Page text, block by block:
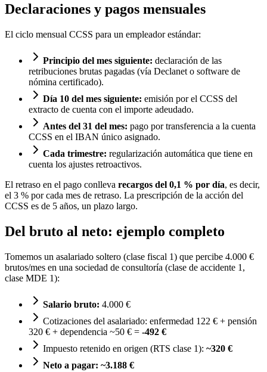
Declaraciones y pagos mensuales
El ciclo mensual CCSS para un empleador estándar:
Principio del mes siguiente: declaración de las
retribuciones brutas pagadas (vía Declanet o software de
nómina certificado).
Día 10 del mes siguiente: emisión por el CCSS del
extracto de cuenta con el importe adeudado.
Antes del 31 del mes: pago por transferencia a la cuenta
CCSS en el IBAN único asignado.
Cada trimestre: regularización automática que tiene en
cuenta los ajustes retroactivos.
El retraso en el pago conlleva recargos del 0,1 % por día, es decir,
el 3 % por cada mes de retraso. La prescripción de la acción del
CCSS es de 5 años, un plazo largo.
Del bruto al neto: ejemplo completo
Tomemos un asalariado soltero (clase fiscal 1) que percibe 4.000 €
brutos/mes en una sociedad de consultoría (clase de accidente 1,
clase MDE 1):
Salario bruto: 4.000 €
Cotizaciones del asalariado: enfermedad 122 € + pensión
320 € + dependencia ~50 € = -492 €
Impuesto retenido en origen (RTS clase 1): ~320 €
Neto a pagar: ~3.188 €